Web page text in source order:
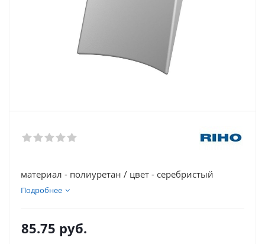
материал - полиуретан / цвет - серебристый
Подробнее
85.75 руб.